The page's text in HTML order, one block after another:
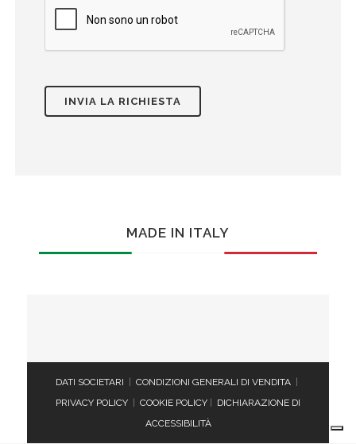
MADE IN ITALY
DATI SOCIETARI CONDIZIONI GENERALI DI VENDITA
PRIVACY POLICY
COOKIE POLICY
DICHIARAZIONE DI
ACCESSIBILITÀ